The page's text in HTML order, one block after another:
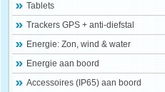
Tablets
Trackers GPS + anti-diefstal
Energie: Zon, wind & water
Energie aan boord
Accessoires (IP65) aan boord